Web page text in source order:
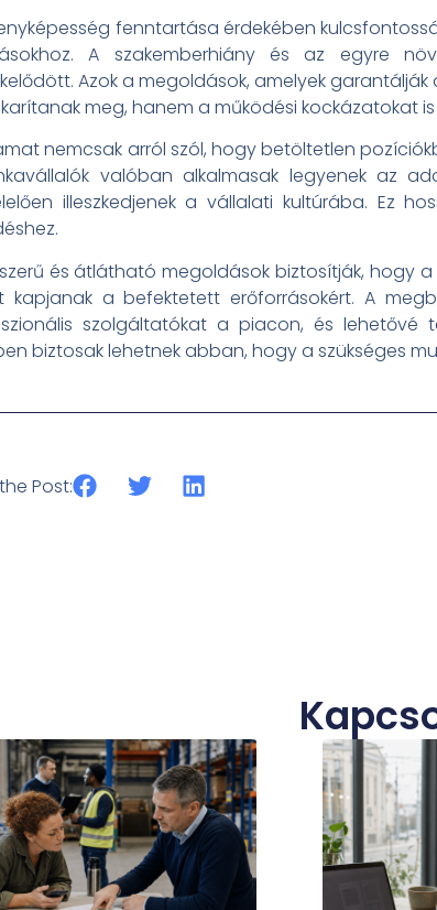
fenntartása érdekében
A szakemberhiány és az egyre
Azok a megoldások, amelyek
meg, hanem a működési kockázatokat is
nemcsak arról szól, hogy betöltetlen
valóban alkalmasak legyenek az
illeszkedjenek a vállalati kultúrába. Ez
és átlátható megoldások biztosítják, hogy
kapjanak a befektetett erőforrásokért. A
szolgáltatókat a piacon, és lehetővé
biztosak lehetnek abban, hogy a szükséges
Post: